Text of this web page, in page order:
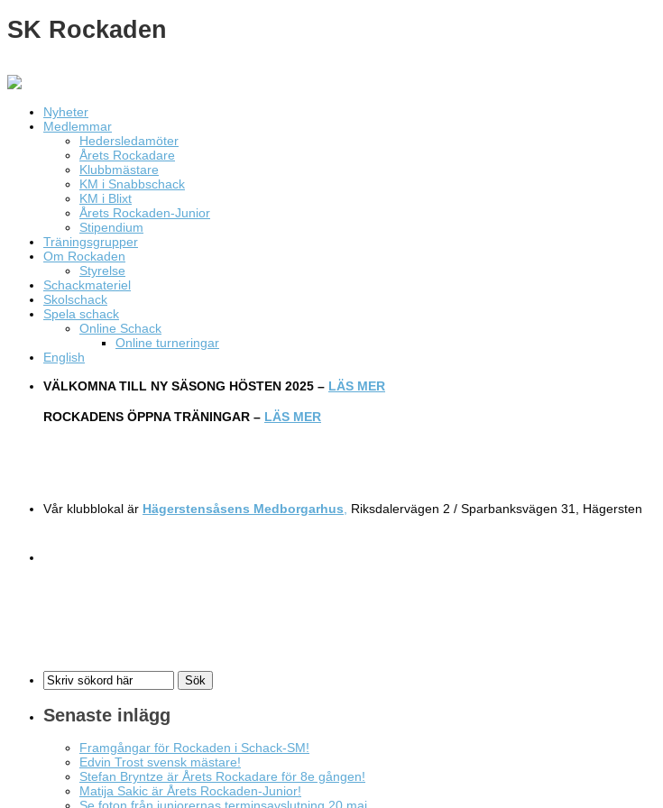
SK Rockaden
Nyheter
Medlemmar
Hedersledamöter
Årets Rockadare
Klubbmästare
KM i Snabbschack
KM i Blixt
Årets Rockaden-Junior
Stipendium
Träningsgrupper
Om Rockaden
Styrelse
Schackmateriel
Skolschack
Spela schack
Online Schack
Online turneringar
English
VÄLKOMNA TILL NY SÄSONG HÖSTEN 2025 – LÄS MER
ROCKADENS ÖPPNA TRÄNINGAR – LÄS MER
Vår klubblokal är Hägerstensåsens Medborgarhus Riksdalervägen 2 / Sparbanksvägen 31, Hägersten
Senaste inlägg
Framgångar för Rockaden i Schack-SM!
Edvin Trost svensk mästare!
Stefan Bryntze är Årets Rockadare för 8e gången!
Matija Sakic är Årets Rockaden-Junior!